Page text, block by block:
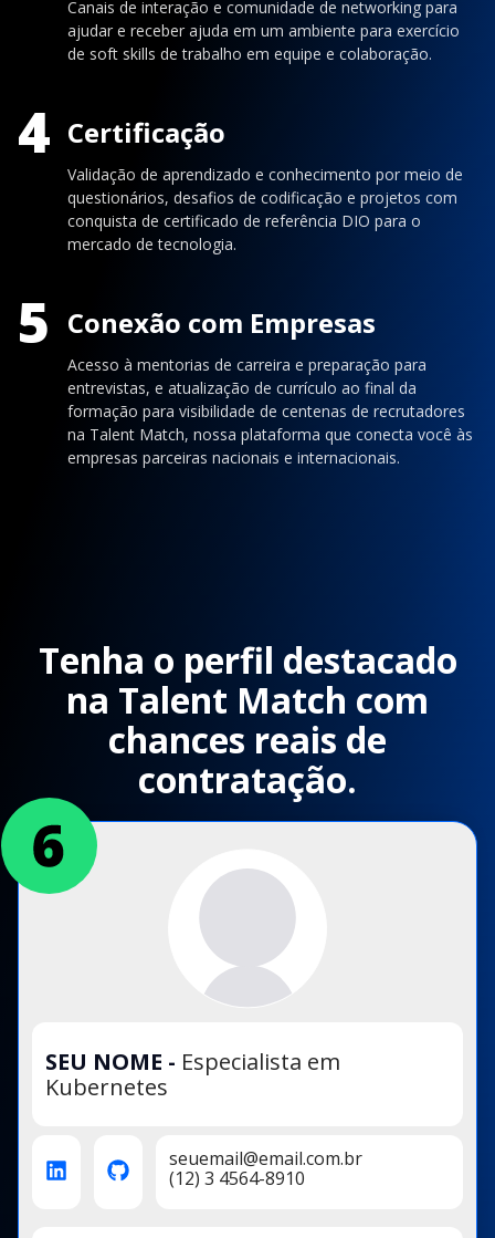
Canais de interação e comunidade de networking para
ajudar e receber ajuda em um ambiente para exercício
de soft skills de trabalho em equipe e colaboração.
4 Certificação
Validação de aprendizado e conhecimento por meio de
questionários, desafios de codificação e projetos com
conquista de certificado de referência DIO para o
mercado de tecnologia.
5 Conexão com Empresas
Acesso à mentorias de carreira e preparação para
entrevistas, e atualização de currículo ao final da
formação para visibilidade de centenas de recrutadores
na Talent Match, nossa plataforma que conecta você às
empresas parceiras nacionais e internacionais.
Tenha o perfil destacado
na Talent Match com
chances reais de
contratação.
SEU NOME - Especialista em
Kubernetes
seuemail@email.com.br
(12) 3 4564-8910